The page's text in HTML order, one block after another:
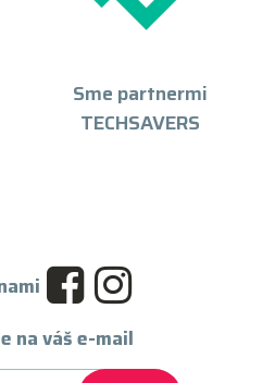
Sme partnermi
TECHSAVERS
na váš e-mail